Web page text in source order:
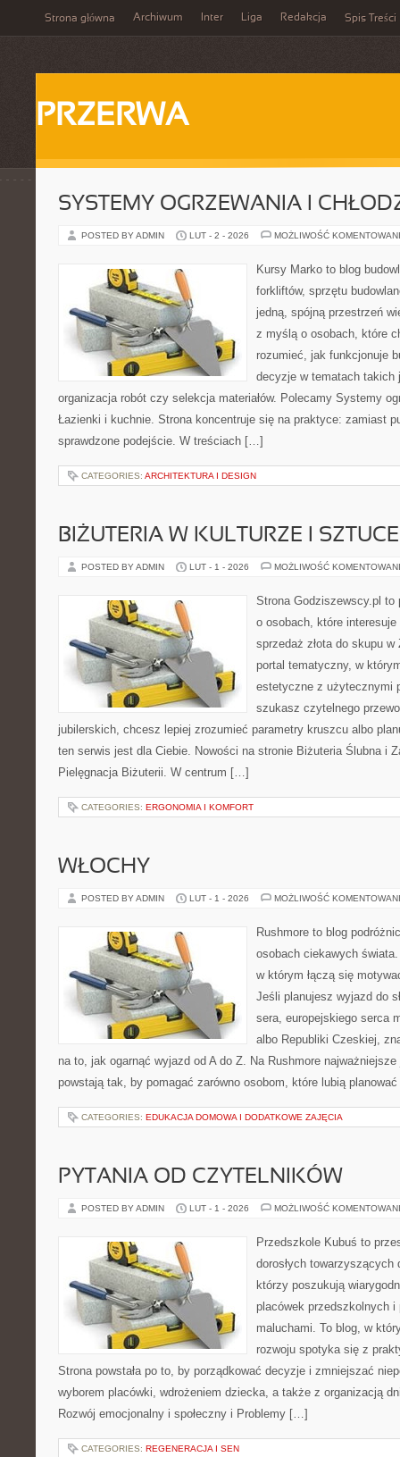
Strona główna Archiwum Inter Liga Redakcja Spis Treści
PRZERWA
SYSTEMY OGRZEWANIA I
POSTED BY ADMIN LUT - 2 - 2026 MOŻLIWOŚĆ
Kursy Marko to blog
forkliftów, sprzętu
jedną, spójną przestrzeń
z myślą o osobach, które
rozumieć, jak funkcjonuje
decyzje w tematach takich
organizacja robót czy selekcja materiałów. Polecamy Systemy
Łazienki i kuchnie. Strona koncentruje się na praktyce: zamiast
sprawdzone podejście. W treściach […]
CATEGORIES: ARCHITEKTURA I DESIGN
BIŻUTERIA W KULTURZE I SZTUCE
POSTED BY ADMIN LUT - 1 - 2026 MOŻLIWOŚĆ
Strona Godziszewscy.pl
o osobach, które
sprzedaż złota do skupu
portal tematyczny, w
estetyczne z użytecznymi
szukasz czytelnego
jubilerskich, chcesz lepiej zrozumieć parametry kruszcu albo
ten serwis jest dla Ciebie. Nowości na stronie Biżuteria Ślubna i
Pielęgnacja Biżuterii. W centrum […]
CATEGORIES: ERGONOMIA I KOMFORT
WŁOCHY
POSTED BY ADMIN LUT - 1 - 2026 MOŻLIWOŚĆ
Rushmore to blog
osobach ciekawych
w którym łączą się
Jeśli planujesz wyjazd do
sera, europejskiego serca
albo Republiki Czeskiej,
na to, jak ogarnąć wyjazd od A do Z. Na Rushmore
powstają tak, by pomagać zarówno osobom, które lubią
CATEGORIES: EDUKACJA DOMOWA I DODATKOWE ZAJĘCIA
PYTANIA OD CZYTELNIKÓW
POSTED BY ADMIN LUT - 1 - 2026 MOŻLIWOŚĆ
Przedszkole Kubuś to
dorosłych
którzy poszukują
placówek przedszkolnych i
maluchami. To blog, w
rozwoju spotyka się z
Strona powstała po to, by porządkować decyzje i zmniejszać
wyborem placówki, wdrożeniem dziecka, a także z organizacją
Rozwój emocjonalny i społeczny i Problemy […]
CATEGORIES: REGENERACJA I SEN